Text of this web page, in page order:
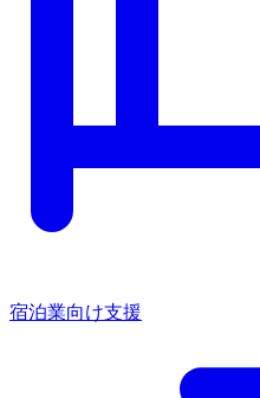
宿泊業向け支援